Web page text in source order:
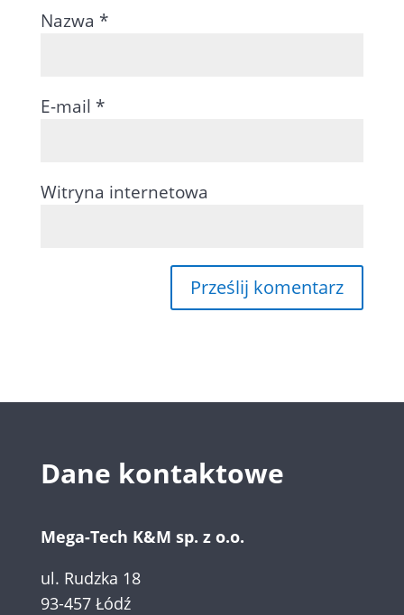
Nazwa *
E-mail *
Witryna internetowa
Dane kontaktowe
Mega-Tech K&M sp. z o.o.
ul. Rudzka 18
93-457 Łódź